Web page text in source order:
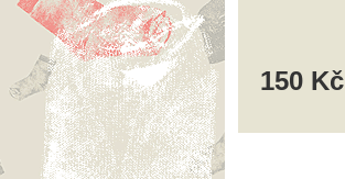
150 Kč